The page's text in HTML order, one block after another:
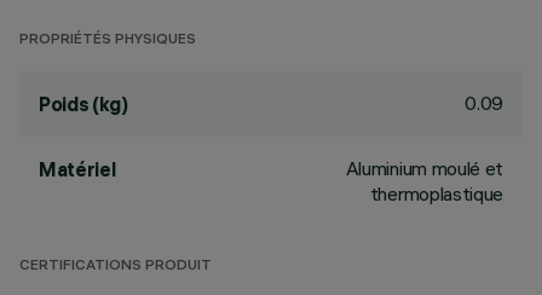
PROPRIÉTÉS PHYSIQUES
Poids (kg) 0.09
Matériel
Aluminium moulé et
thermoplastique
CERTIFICATIONS PRODUIT